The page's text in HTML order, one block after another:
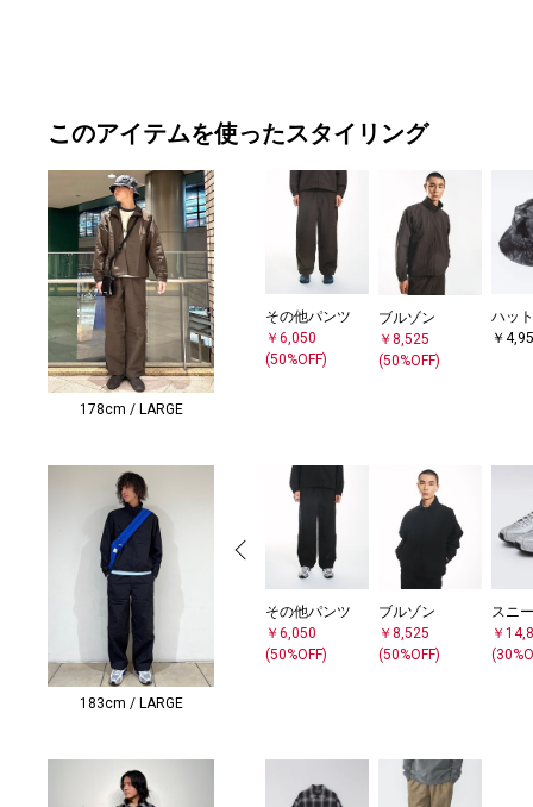
このアイテムを使ったスタイリング
178cm / LARGE
その他パンツ
￥6,050
(50%OFF)
ブルゾン
￥8,525
(50%OFF)
ハット
￥
183cm / LARGE
その他パンツ
￥6,050
(50%OFF)
ブルゾン
￥8,525
(50%OFF)
スニ
￥